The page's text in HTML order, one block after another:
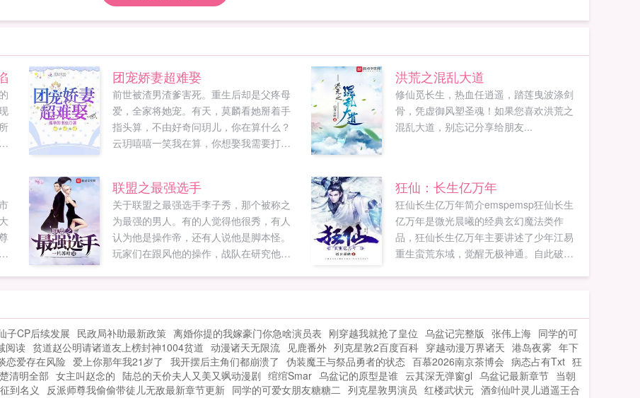
团宠娇妻超难娶
前世被渣男渣爹害死。重生后却是父疼母
爱，全家将她宠。有天，莫麟看她掰着手
指头算，不由好奇问玥儿，你在算什么？
云玥嘻嘻一笑我在算，你想娶我需要打败
能，给我变成狗。莫麟求婚行动不顺利的
真相！在线急问全世界都是情敌，怎么
破？如果您喜欢团宠娇妻超难娶，别忘记
分享给朋友...
洪荒之混乱大道
修仙觅长生，热血任逍遥，踏莲曳波涤剑
骨，凭虚御风塑圣魂！如果您喜欢洪荒之
混乱大道，别忘记分享给朋友...
联盟之最强选手
关于联盟之最强选手李子秀，那个被称之
为最强的男人。有的人觉得他很秀，有人
认为他是操作帝，还有人说他是脚本怪。
玩家们在跟风他的操作，战队在研究他的
狂仙：长生亿万年
狂仙长生亿万年简介emspemsp狂仙长生
亿万年是微光晨曦的经典玄幻魔法类作
品，狂仙长生亿万年主要讲述了少年江易
重生蛮荒东域，觉醒无极神通。自此破茧
子CP后续发展 民政局补助最新政策 离婚你提的我嫁豪门你急啥演员表 刚穿越我就抢了皇位 乌盆记完整版 张伟上海 同学的可
阅读 贫道赵公明请诸道友上榜封神1004贫道 动漫诸天无限流 见鹿番外 列克星敦2百度百科 穿越动漫万界诸天 港岛夜雾 年下
恋爱存在风险 爱上你那年我21岁了 我开摆后主角们都崩溃了 伪装魔王与祭品勇者的状态 百慕2026南京茶博会 病态占有Txt 狂
楚清明全部 女主叫赵念的 陆总的天价夫人又美又飒动漫剧 绾绾Smar 乌盆记的原型是谁 云其深无弹窗gl 乌盆记最新章节 当朝
到名义 反派师尊我偷偷带徒儿无敌最新章节更新 同学的可爱女朋友糖糖二 列克星敦男演员 红楼武状元 酒剑仙叶灵儿逍遥王合